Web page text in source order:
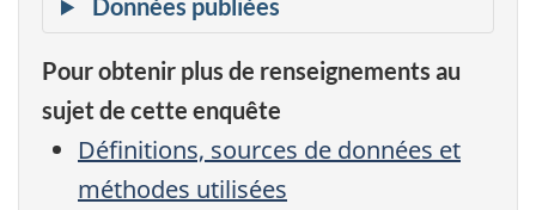
Pour obtenir plus de renseignements au
sujet de cette enquête
Définitions, sources de données et
méthodes utilisées